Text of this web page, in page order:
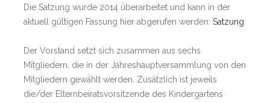
Die Satzung wurde 2014 überarbeitet und kann in der
aktuell gültigen Fassung hier abgerufen werden: Satzung
Der Vorstand setzt sich zusammen aus sechs
Mitgliedern, die in der Jahreshauptversammlung von den
Mitgliedern gewählt werden. Zusätzlich ist jeweils
die/der Elternbeiratsvorsitzende des Kindergartens